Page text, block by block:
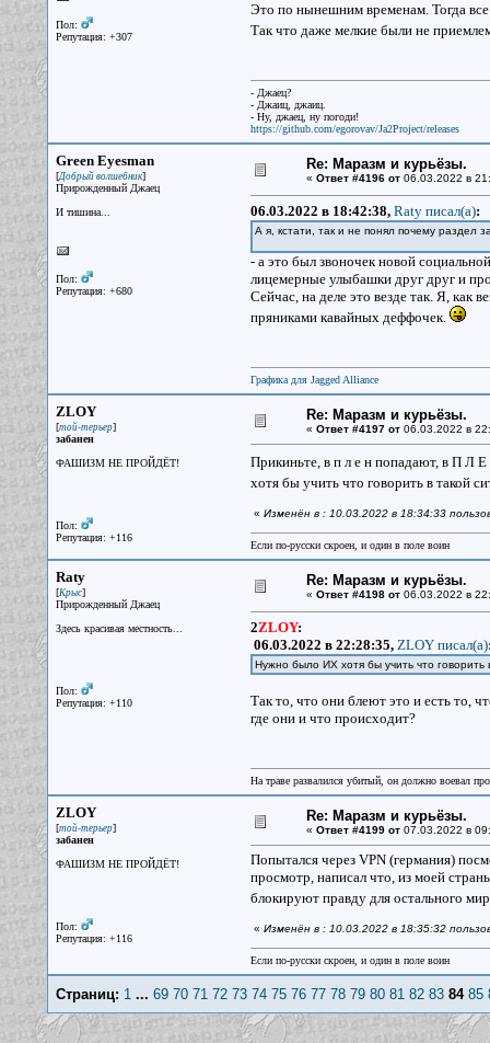
Пол:
Репутация: +307
Это по нынешним временам. Тогда
Так что даже мелкие были не
- Джаец?
- Джаиц, джаиц.
- Ну, джаец, ну погоди!
https://github.com/egorovav/Ja2Project/releases
Green Eyesman
[Добрый волшебник]
Прирожденный Джаец
И тишина...
Пол:
Репутация: +680
Re: Маразм и курьёзы.
« Ответ #4196 от06.03.2022 в
06.03.2022 в 18:42:38, Raty писал(a):
А я, кстати, так и не понял почему раздел
- а это был звоночек новой
лицемерные улыбашки друг друг и
Сейчас, на деле это везде так. Я, как
пряниками кавайных деффочек.
Графика для Jagged Alliance
ZLOY
[той-терьер]
забанен
ФАШИЗМ НЕ ПРОЙДЁТ!
Пол:
Репутация: +116
Re: Маразм и курьёзы.
« Ответ #4197 от06.03.2022 в
Прикиньте, в п л е н попадают, в П Л
хотя бы учить что говорить в такой
« Изменён в : 10.03.2022 в 18:34:33
Если по-русски скроен, и один в поле воин
Raty
[Крыс]
Прирожденный Джаец
Здесь красивая местность...
Пол:
Репутация: +110
Re: Маразм и курьёзы.
« Ответ #4198 от06.03.2022 в
2ZLOY:
06.03.2022 в 22:28:35, ZLOY писал(a)
Нужно было ИХ хотя бы учить что
Так то, что они блеют это и есть то,
где они и что происходит?
На траве развалился убитый, он должно воевал
ZLOY
[той-терьер]
забанен
ФАШИЗМ НЕ ПРОЙДЁТ!
Пол:
Репутация: +116
Re: Маразм и курьёзы.
« Ответ #4199 от07.03.2022 в
Попытался через VPN (германия)
просмотр, написал что, из моей
блокируют правду для остального
« Изменён в : 10.03.2022 в 18:35:32
Если по-русски скроен, и один в поле воин
Страниц: 1... 69 70 71 72 73 74 75 76 77 78 79 80 81 82 83 84 85